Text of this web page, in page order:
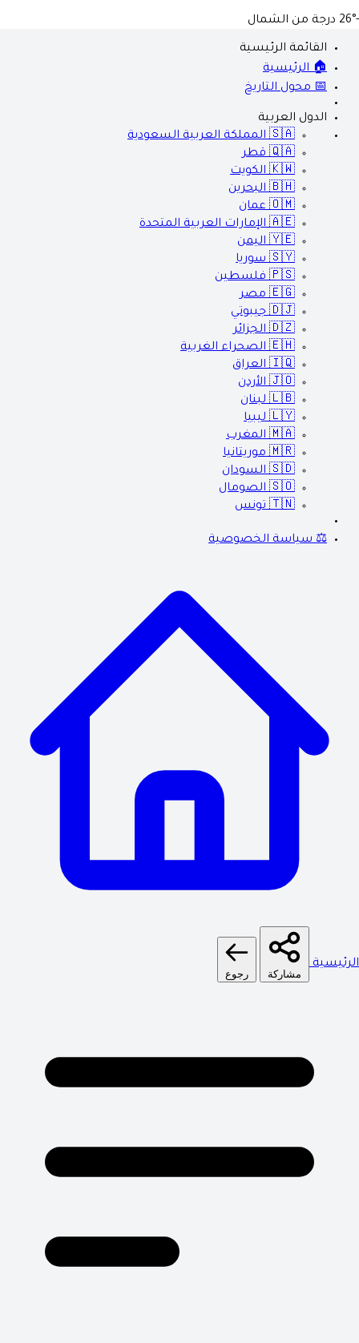
-26° درجة من الشمال
القائمة الرئيسية
🏠 الرئيسية
📅 محول التاريخ
الدول العربية
🇸🇦 المملكة العربية السعودية
🇶🇦 قطر
🇰🇼 الكويت
🇧🇭 البحرين
🇴🇲 عمان
🇦🇪 الإمارات العربية المتحدة
🇾🇪 اليمن
🇸🇾 سوريا
🇵🇸 فلسطين
🇪🇬 مصر
🇩🇯 جيبوتي
🇩🇿 الجزائر
🇪🇭 الصحراء الغربية
🇮🇶 العراق
🇯🇴 الأردن
🇱🇧 لبنان
🇱🇾 ليبيا
🇲🇦 المغرب
🇲🇷 موريتانيا
🇸🇩 السودان
🇸🇴 الصومال
🇹🇳 تونس
⚖️ سياسة الخصوصية
الرئيسية
مشاركة رجوع